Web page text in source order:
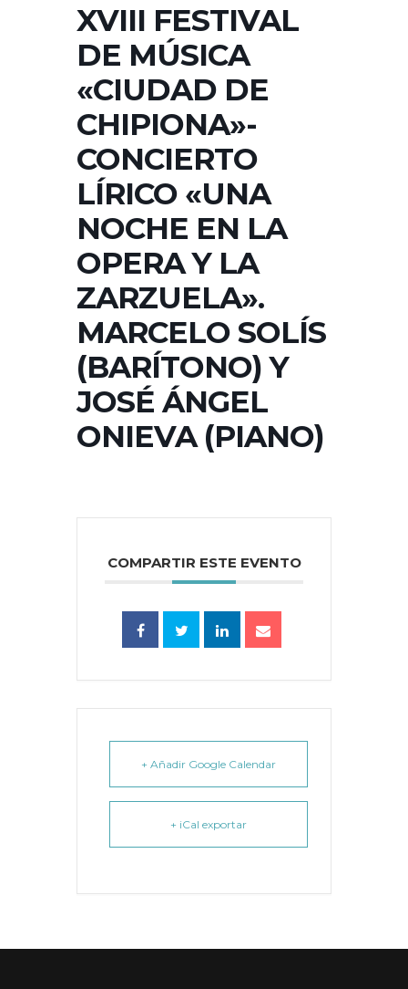
XVIII FESTIVAL
DE MÚSICA
«CIUDAD DE
CHIPIONA»-
CONCIERTO
LÍRICO «UNA
NOCHE EN LA
OPERA Y LA
ZARZUELA».
MARCELO SOLÍS
(BARÍTONO) Y
JOSÉ ÁNGEL
ONIEVA (PIANO)
COMPARTIR ESTE EVENTO
+ Añadir Google Calendar
+ iCal exportar